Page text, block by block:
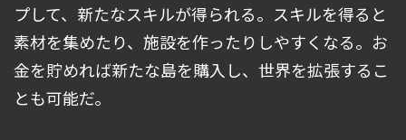
プして、新たなスキルが得られる。スキルを得ると
素材を集めたり、施設を作ったりしやすくなる。お
金を貯めれば新たな島を購入し、世界を拡張するこ
とも可能だ。